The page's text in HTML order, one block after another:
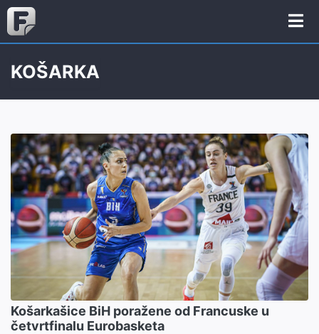
KOŠARKA
Košarkašice BiH poražene od Francuske u
četvrtfinalu Eurobasketa